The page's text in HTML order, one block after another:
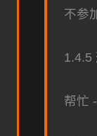
不参
1.4.5
帮忙